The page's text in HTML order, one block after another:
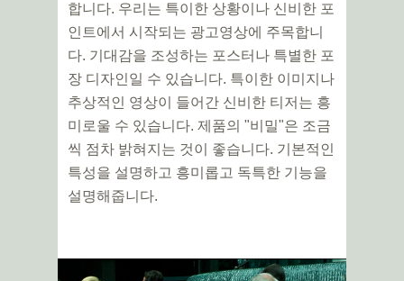
합니다. 우리는 특이한 상황이나 신비한 포
인트에서 시작되는 광고영상에 주목합니
다. 기대감을 조성하는 포스터나 특별한 포
장 디자인일 수 있습니다. 특이한 이미지나
추상적인 영상이 들어간 신비한 티저는 흥
미로울 수 있습니다. 제품의 "비밀"은 조금
씩 점차 밝혀지는 것이 좋습니다. 기본적인
특성을 설명하고 흥미롭고 독특한 기능을
설명해줍니다.